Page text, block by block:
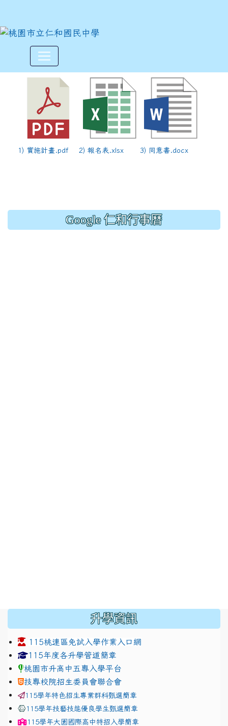
「Let’s Dance 舞動青春」飆
1) 實施計畫.pdf 2) 報名表.xlsx 3) 同意書.docx
Google 仁和行事曆
升學資訊
115桃連區免試入學作業入口網
link to https://www.jhjhs.tyc.edu.tw/modules/
115年度各升學管道簡章
桃園市升高中五專入學平台
技專校院招生委員會聯合會
115學年特色招生專業群科甄選簡章
115學年技藝技能優良學生甄選簡章
115學年大園國際高中特招入學簡章